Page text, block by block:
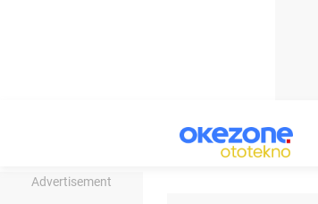
Advertisement